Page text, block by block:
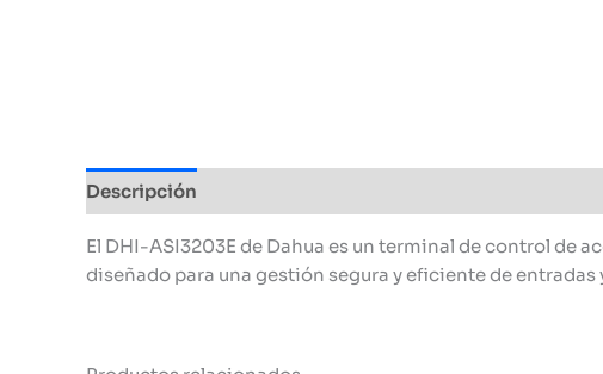
Descripción
El DHI-ASI3203E de Dahua es un terminal de control de
diseñado para una gestión segura y eficiente de